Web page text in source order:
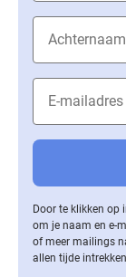
Door te klikken op
om je naam en e-
of meer mailings
allen tijde